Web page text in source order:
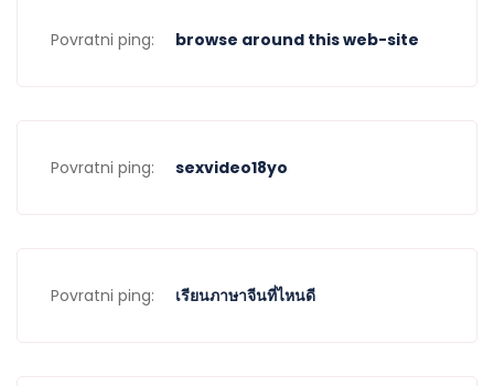
Povratni ping: browse around this web-site
Povratni ping: sexvideo18yo
Povratni ping: เรียนภาษาจีนที่ไหนดี